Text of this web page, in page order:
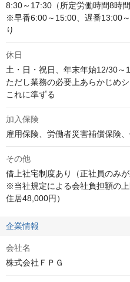
8:30～17:30（所定労働時間8時
※早番6:00～15:00、遅番13:00
り
休日
土・日・祝日、年末年始12/30～
ただし業務の必要上あらかじめ
これに準ずる
加入保険
雇用保険、労働者災害補償保険
その他
借上社宅制度あり（正社員のみが
※当社規定による会社負担額の
住居48,000円）
企業情報
会社名
株式会社ＦＰＧ